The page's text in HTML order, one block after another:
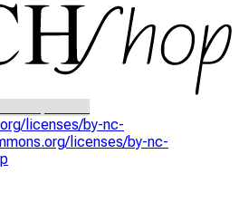
licenses/by-nc-
licenses/by-nc-